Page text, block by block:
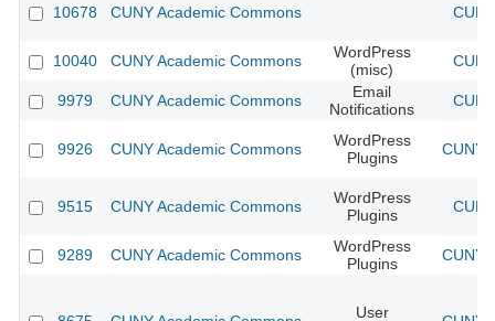
10678 CUNY Academic Commons
10040 CUNY Academic Commons
WordPress
(misc)
9979 CUNY Academic Commons
Email
Notifications
9926 CUNY Academic Commons
WordPress
Plugins
CUNY
9515 CUNY Academic Commons
WordPress
Plugins
9289 CUNY Academic Commons
WordPress
Plugins
CUNY
User